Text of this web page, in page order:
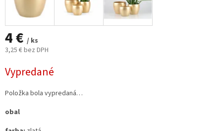
4 € / ks
3,25 € bez DPH
cena:
Vypredané
Položka bola vypredaná…
obal